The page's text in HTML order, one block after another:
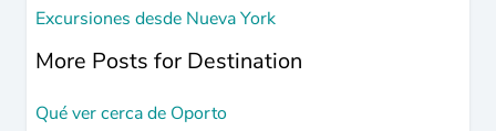
Excursiones desde Nueva York
More Posts for Destination
Qué ver cerca de Oporto